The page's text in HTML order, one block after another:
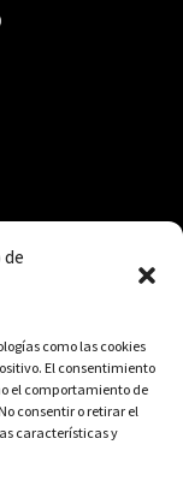
de
como las cookies
El consentimiento
el comportamiento de
consentir o retirar el
características y